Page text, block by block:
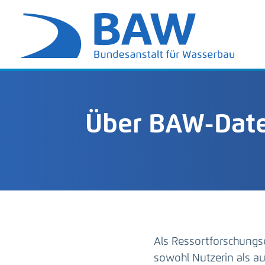
Über BAW-
Als
sowohl Nutzerin als